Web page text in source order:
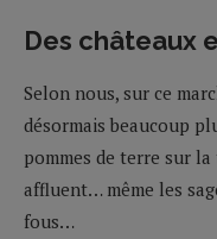
Des châteaux
Selon nous, sur ce
désormais beaucoup
pommes de terre sur
affluent… même les
fous…